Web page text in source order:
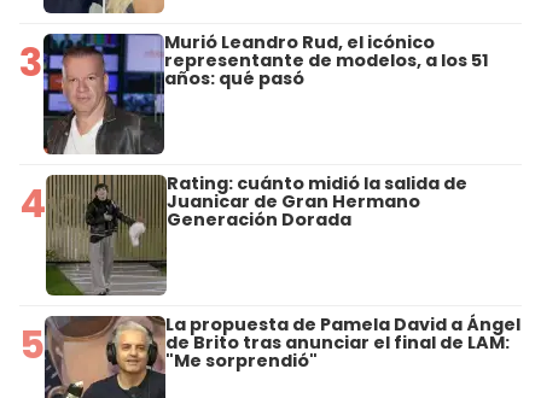
3 Murió Leandro Rud, el icónico
representante de modelos, a los 51
años: qué pasó
4 Rating: cuánto midió la salida de
Juanicar de Gran Hermano
Generación Dorada
5 La propuesta de Pamela David a Ángel
de Brito tras anunciar el final de LAM:
"Me sorprendió"